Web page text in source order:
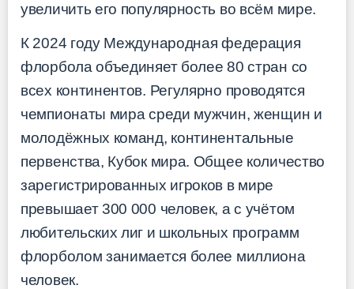
увеличить его популярность во всём мире.
К 2024 году Международная федерация
флорбола объединяет более 80 стран со
всех континентов. Регулярно проводятся
чемпионаты мира среди мужчин, женщин и
молодёжных команд, континентальные
первенства, Кубок мира. Общее количество
зарегистрированных игроков в мире
превышает 300 000 человек, а с учётом
любительских лиг и школьных программ
флорболом занимается более миллиона
человек.